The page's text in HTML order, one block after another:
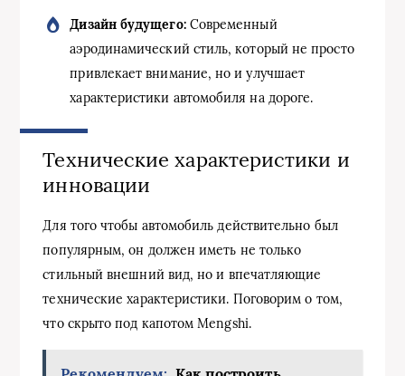
Дизайн будущего:Современный
аэродинамический стиль, который не просто
привлекает внимание, но и улучшает
характеристики автомобиля на дороге.
Технические характеристики и
инновации
Для того чтобы автомобиль действительно был
популярным, он должен иметь не только
стильный внешний вид, но и впечатляющие
технические характеристики. Поговорим о том,
что скрыто под капотом Mengshi.